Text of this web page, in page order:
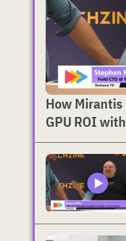
How
GPU ROI